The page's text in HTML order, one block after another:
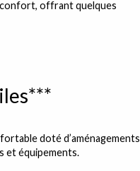
confort, offrant quelques
doté d’aménagements
et équipements.